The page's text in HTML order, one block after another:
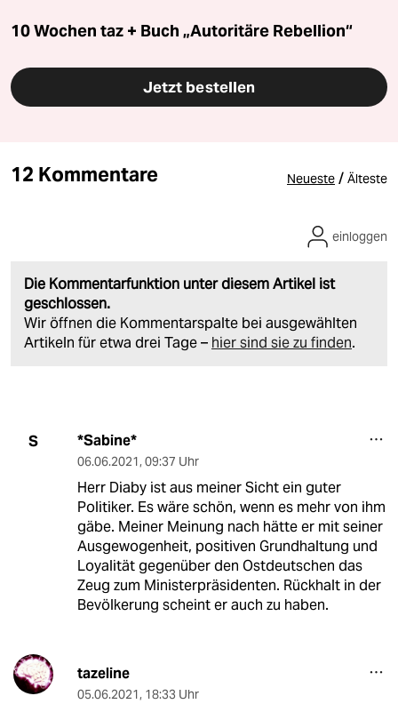
10 Wochen taz + Buch „Autoritäre Rebellion“
Jetzt bestellen
12 Kommentare Neueste / Älteste
Die Kommentarfunktion unter diesem Artikel ist
geschlossen.
Wir öffnen die Kommentarspalte bei ausgewählten
Artikeln für etwa drei Tage – hier sind sie zu finden.
einloggen
S *Sabine*
06.06.2021, 09:37 Uhr
Herr Diaby ist aus meiner Sicht ein guter
Politiker. Es wäre schön, wenn es mehr von ihm
gäbe. Meiner Meinung nach hätte er mit seiner
Ausgewogenheit, positiven Grundhaltung und
Loyalität gegenüber den Ostdeutschen das
Zeug zum Ministerpräsidenten. Rückhalt in der
Bevölkerung scheint er auch zu haben.
tazeline
05.06.2021, 18:33 Uhr